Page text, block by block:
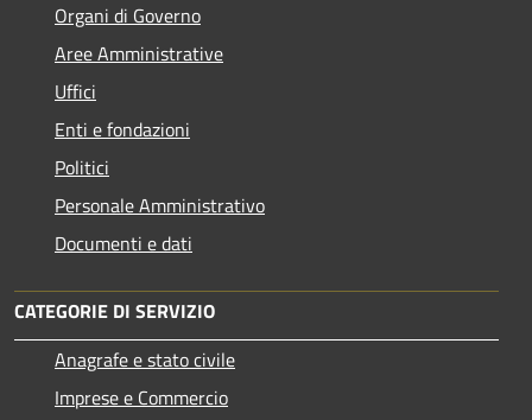
Organi di Governo
Aree Amministrative
Uffici
Enti e fondazioni
Politici
Personale Amministrativo
Documenti e dati
CATEGORIE DI SERVIZIO
Anagrafe e stato civile
Imprese e Commercio